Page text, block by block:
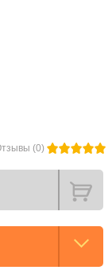
(0)